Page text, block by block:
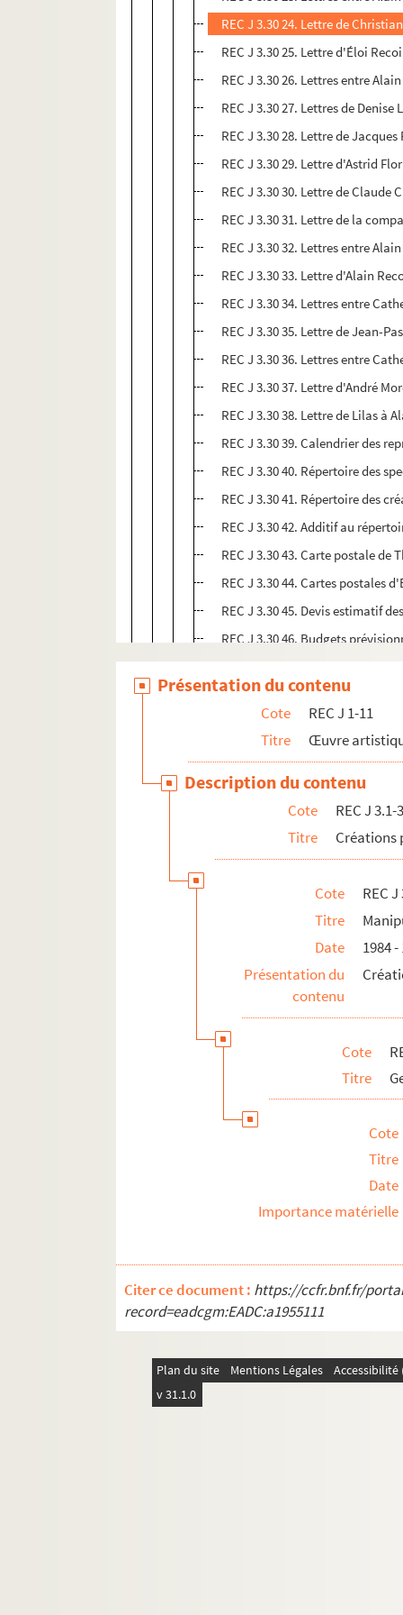
REC J 3.30 24. Lettre de
REC J 3.30 25. Lettre d'Éloi
REC J 3.30 26. Lettres entre
REC J 3.30 27. Lettres de
REC J 3.30 28. Lettre de
REC J 3.30 29. Lettre d'Astrid
REC J 3.30 30. Lettre de Claude
REC J 3.30 31. Lettre de la
REC J 3.30 32. Lettres entre
REC J 3.30 33. Lettre d'Alain
REC J 3.30 34. Lettres entre
REC J 3.30 35. Lettre de Jean-
REC J 3.30 36. Lettres entre
REC J 3.30 37. Lettre d'André
REC J 3.30 38. Lettre de Lilas à
REC J 3.30 39. Calendrier des
REC J 3.30 40. Répertoire des
REC J 3.30 41. Répertoire des
REC J 3.30 42. Additif au
REC J 3.30 43. Carte postale
REC J 3.30 44. Cartes postales
REC J 3.30 45. Devis estimatif
REC J 3.30 46. Budgets
REC J 3.31 1-33. La conjecture de
REC J 3.32 1-38. Le voyage spirituel
REC J 3.33 1-9. Le nain
REC J 3.34 1-20. Astérix et la potion
REC J 3.35 1-17. Les aventures du
REC J 3.36 1-90. La poudre
REC J 3.37 1-13. Le petit retable de
REC J 3.38 1-8. Le bain de cristal
REC J 3.40 1-3. Manger ours manger
REC J 4.1-27. Accueil au Théâtre des
REC J 5.1-24. Projets inaboutis.
REC J 6.1-2. Textes de pièce
REC J 8.1-3. Écrits et recherches
REC J 9.1-2. Alain Recoing directeur
REC J 11.1-3. Autres activités
REC L 1. Archives des collaborateurs d'Alain
REC M 1-4. Documentation générale sur la
REC T 1-3. Documents photographiques et
REC V 1. Affiches.
Présentation du contenu
Cote
REC J 1-11
Titre
Œuvre
Description du contenu
Cote
REC J 3.1-
Titre
Créations
Cote
REC
Titre
Date
1984 -
Présentation du
contenu
Cote
Titre
Cote
Titre
Date
Importance matérielle
Citer ce document : https://ccfr.bnf.fr/
record=eadcgm:EADC:a1955111
Plan du site Mentions Légales
v 31.1.0